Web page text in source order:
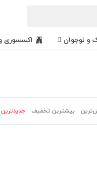
و نوجوان اکسسوری
بیشترین تخفیف جدیدترین